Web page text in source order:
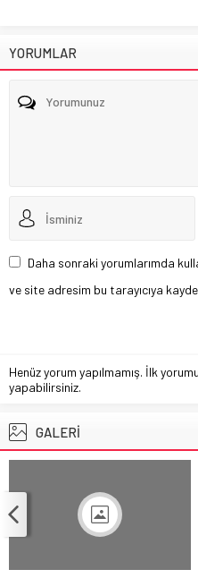
YORUMLAR
Daha sonraki yorumlarımda
ve site adresim bu tarayıcıya
Henüz yorum yapılmamış. İlk
yapabilirsiniz.
GALERİ